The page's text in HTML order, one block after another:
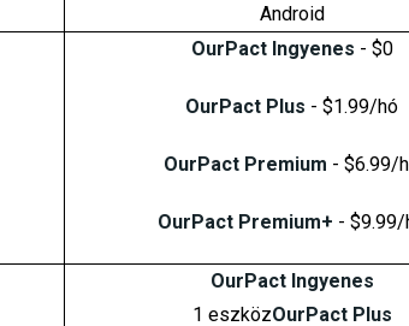
Android
OurPact Ingyenes - $0
OurPact Plus - $1.99/hó
OurPact Premium - $6.99/
OurPact Premium+ - $9.99/
OurPact Ingyenes
1 eszközOurPact Plus